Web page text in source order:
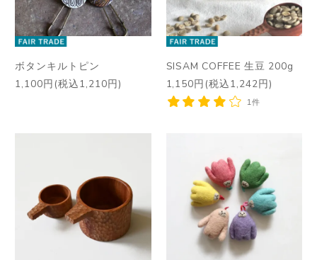
ボタンキルトピン
1,100円(税込1,210円)
SISAM COFFEE 生豆 200g
1,150円(税込1,242円)
1件